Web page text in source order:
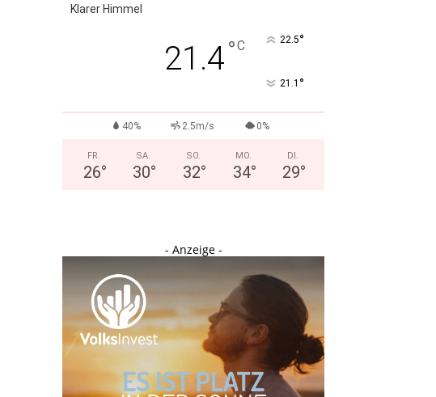
Klarer Himmel
21.4°C 22.5°
21.1 °
40% 2.5m/s 0%
FR.
26°
SA.
30°
SO.
32°
MO.
34°
DI.
29°
- Anzeige -